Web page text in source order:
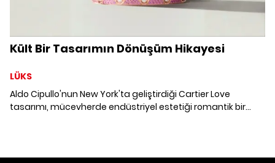
Kült Bir Tasarımın Dönüşüm Hikayesi
LÜKS
Aldo Cipullo'nun New York'ta geliştirdiği Cartier Love
tasarımı, mücevherde endüstriyel estetiği romantik bir
güncelleniyor.